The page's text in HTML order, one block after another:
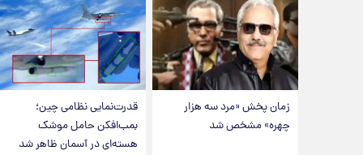
زمان پخش «مرد سه هزار
چهره» مشخص شد
قدرت‌نمایی نظامی چین؛
بمب‌افکن حامل موشک
هسته‌ای در آسمان ظاهر شد